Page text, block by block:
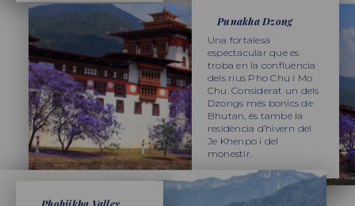
Punakha Dzong
Una fortalesa
espectacular que es
troba en la confluència
dels rius Pho Chu i Mo
Chu. Considerat un dels
Dzongs més bonics de
Bhutan, és també la
residència d’hivern del
Je Khenpo i del
monestir.